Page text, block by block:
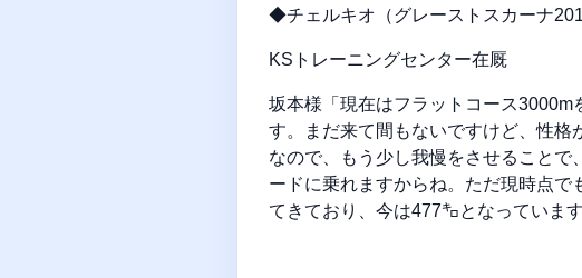
◆チェルキオ（グレーストスカーナ
KSトレーニングセンター在厩
坂本様 「現在はフラットコース
す。まだ来て間もないですけど、性格
なので、もう少し我慢をさせること
ードに乗れますからね。ただ現時点
てきており、今は477㌔となっています